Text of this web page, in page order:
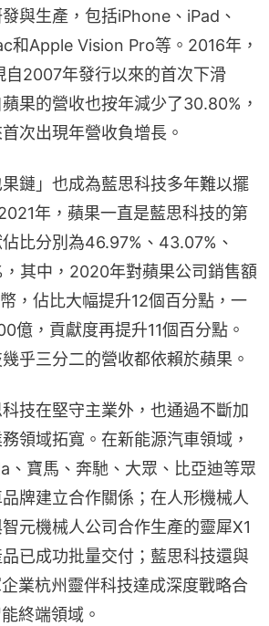
與生產，包括iPhone、iPad、
和Apple Vision Pro等。2016年，
自2007年發行以來的首次下滑
果的營收也按年減少了30.80%，
次出現年營收負增長。
果鏈」也成為藍思科技多年難以擺
年，蘋果一直是藍思科技的第
比分別為46.97%、43.07%、
其中，2020年對蘋果公司銷售額
，佔比大幅提升12個百分點，一
億，貢獻度再提升11個百分點。
乎三分二的營收都依賴於蘋果。
技在堅守主業外，也通過不斷加
領域拓寬。在新能源汽車領域，
、寶馬、奔馳、大眾、比亞迪等眾
牌建立合作關係；在人形機械人
元機械人公司合作生產的靈犀X1
已成功批量交付；藍思科技還與
業杭州靈伴科技達成深度戰略合
終端領域。